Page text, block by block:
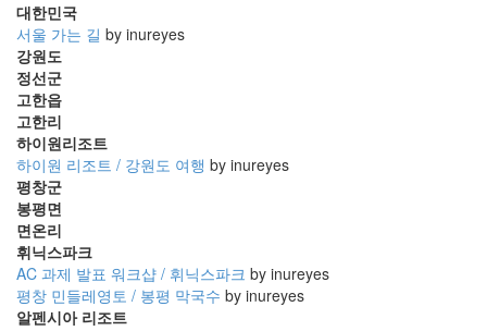
대한민국
서울 가는 길 by inureyes
강원도
정선군
고한읍
고한리
하이원리조트
하이원 리조트 / 강원도 여행 by inureyes
평창군
봉평면
면온리
휘닉스파크
AC 과제 발표 워크샵 / 휘닉스파크 by inureyes
평창 민들레영토 / 봉평 막국수 by inureyes
알펜시아 리조트
Tag
Cloud
요
리
은
진
산
책
식